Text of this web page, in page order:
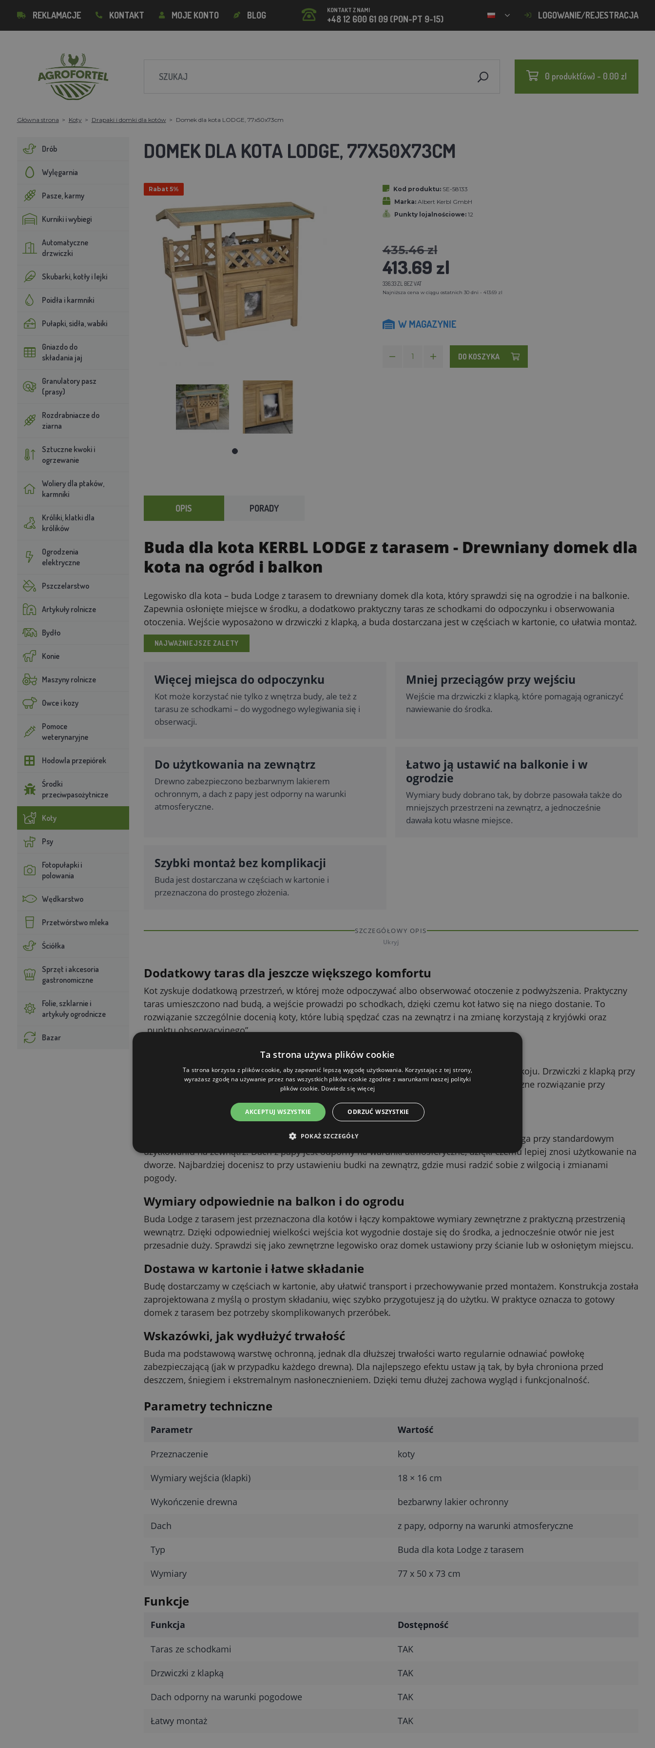
REKLAMACJE KONTAKT MOJE KONTO BLOG KONTAKT Z NAMI
+48 12 600 61 09 (PON-PT 9-15) LOGOWANIE/REJESTRACJA
0 produkt(ów) - 0.00 zl
Główna strona Koty Drapaki i domki dla kotów Domek dla kota LODGE, 77x50x73cm
Drób
Wylęgarnia
Pasze, karmy
Kurniki i wybiegi
Automatyczne
drzwiczki
Skubarki, kotły i lejki
Poidła i karmniki
Pułapki, sidła, wabiki
Gniazdo do
składania jaj
Granulatory pasz
(prasy)
Rozdrabniacze do
ziarna
Sztuczne kwoki i
ogrzewanie
Woliery dla ptaków,
karmniki
Króliki, klatki dla
królików
Ogrodzenia
elektryczne
Pszczelarstwo
Artykuły rolnicze
Bydło
Konie
Maszyny rolnicze
Owce i kozy
Pomoce
weterynaryjne
Hodowla przepiórek
Środki
przeciwpasożytnicze
Koty
Psy
Fotopułapki i
polowania
Wędkarstwo
Przetwórstwo mleka
Ściółka
Sprzęt i akcesoria
gastronomiczne
Folie, szklarnie i
artykuły ogrodnicze
Bazar
DOMEK DLA KOTA LODGE, 77X50X73CM
Rabat 5% Kod produktu: SE-58133
Marka: Albert Kerbl GmbH
Punkty lojalnościowe: 12
435.46 zl
413.69 zl
336.33 ZL BEZ VAT
Najniższa cena w ciągu ostatnich 30 dni - 413.69 zl
W MAGAZYNIE
DO KOSZYKA
OPIS PORADY
Buda dla kota KERBL LODGE z tarasem - Drewniany domek dla
kota na ogród i balkon
Legowisko dla kota – buda Lodge z tarasem to drewniany domek dla kota, który sprawdzi się na ogrodzie i na balkonie.
Zapewnia osłonięte miejsce w środku, a dodatkowo praktyczny taras ze schodkami do odpoczynku i obserwowania
otoczenia. Wejście wyposażono w drzwiczki z klapką, a buda dostarczana jest w częściach w kartonie, co ułatwia montaż.
NAJWAŻNIEJSZE ZALETY
Więcej miejsca do odpoczynku
Kot może korzystać nie tylko z wnętrza budy, ale też z
tarasu ze schodkami – do wygodnego wylegiwania się i
obserwacji.
Mniej przeciągów przy wejściu
Wejście ma drzwiczki z klapką, które pomagają ograniczyć
nawiewanie do środka.
Do użytkowania na zewnątrz
Drewno zabezpieczono bezbarwnym lakierem
ochronnym, a dach z papy jest odporny na warunki
atmosferyczne.
Łatwo ją ustawić na balkonie i w
ogrodzie
Wymiary budy dobrano tak, by dobrze pasowała także do
mniejszych przestrzeni na zewnątrz, a jednocześnie
dawała kotu własne miejsce.
Szybki montaż bez komplikacji
Buda jest dostarczana w częściach w kartonie i
przeznaczona do prostego złożenia.
SZCZEGÓŁOWY OPIS
Ukryj
Dodatkowy taras dla jeszcze większego komfortu
Kot zyskuje dodatkową przestrzeń, w której może odpoczywać albo obserwować otoczenie z podwyższenia. Praktyczny
taras umieszczono nad budą, a wejście prowadzi po schodkach, dzięki czemu kot łatwo się na niego dostanie. To
rozwiązanie szczególnie docenią koty, które lubią spędzać czas na zewnątrz i na zmianę korzystają z kryjówki oraz
„punktu obserwacyjnego”.
Klapka w wejściu dla spokojniejszego schronienia
W środku budy kot ma osłonięte miejsce, w którym może się schować, kiedy potrzebuje spokoju. Drzwiczki z klapką przy
wejściu pomagają ograniczyć przepływ powietrza i poprawiają komfort w środku. To praktyczne rozwiązanie przy
Ochrona drewna i dach na zmienne warunki
Buda jest wykonana z drewna zabezpieczonego bezbarwnym lakierem ochronnym, co pomaga przy standardowym
użytkowaniu na zewnątrz. Dach z papy jest odporny na warunki atmosferyczne, dzięki czemu lepiej znosi użytkowanie na
dworze. Najbardziej docenisz to przy ustawieniu budki na zewnątrz, gdzie musi radzić sobie z wilgocią i zmianami
pogody.
Wymiary odpowiednie na balkon i do ogrodu
Buda Lodge z tarasem jest przeznaczona dla kotów i łączy kompaktowe wymiary zewnętrzne z praktyczną przestrzenią
wewnątrz. Dzięki odpowiedniej wielkości wejścia kot wygodnie dostaje się do środka, a jednocześnie otwór nie jest
przesadnie duży. Sprawdzi się jako zewnętrzne legowisko oraz domek ustawiony przy ścianie lub w osłoniętym miejscu.
Dostawa w kartonie i łatwe składanie
Budę dostarczamy w częściach w kartonie, aby ułatwić transport i przechowywanie przed montażem. Konstrukcja została
zaprojektowana z myślą o prostym składaniu, więc szybko przygotujesz ją do użytku. W praktyce oznacza to gotowy
domek z tarasem bez potrzeby skomplikowanych przeróbek.
Wskazówki, jak wydłużyć trwałość
Buda ma podstawową warstwę ochronną, jednak dla dłuższej trwałości warto regularnie odnawiać powłokę
zabezpieczającą (jak w przypadku każdego drewna). Dla najlepszego efektu ustaw ją tak, by była chroniona przed
deszczem, śniegiem i ekstremalnym nasłonecznieniem. Dzięki temu dłużej zachowa wygląd i funkcjonalność.
Parametry techniczne
Parametr Wartość
Przeznaczenie koty
Wymiary wejścia (klapki) 18 × 16 cm
Wykończenie drewna bezbarwny lakier ochronny
Dach z papy, odporny na warunki atmosferyczne
Typ Buda dla kota Lodge z tarasem
Wymiary 77 x 50 x 73 cm
Funkcje
Funkcja Dostępność
Taras ze schodkami TAK
Drzwiczki z klapką TAK
Dach odporny na warunki pogodowe TAK
Łatwy montaż TAK
Ta strona używa plików cookie
Ta strona korzysta z plików cookie, aby zapewnić lepszą wygodę użytkowania. Korzystając z tej strony,
wyrażasz zgodę na używanie przez nas wszystkich plików cookie zgodnie z warunkami naszej polityki
plików cookie. Dowiedz się więcej
AKCEPTUJ WSZYSTKIE ODRZUĆ WSZYSTKIE
POKAŻ SZCZEGÓŁY